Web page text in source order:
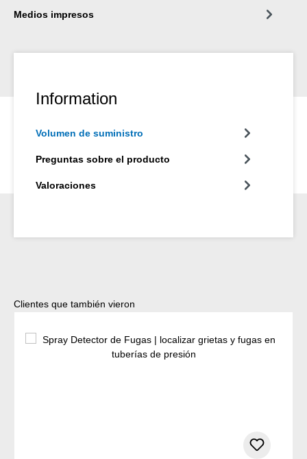
Medios impresos
Information
Volumen de suministro
Preguntas sobre el producto
Valoraciones
Omitir la galería de productos
Clientes que también vieron